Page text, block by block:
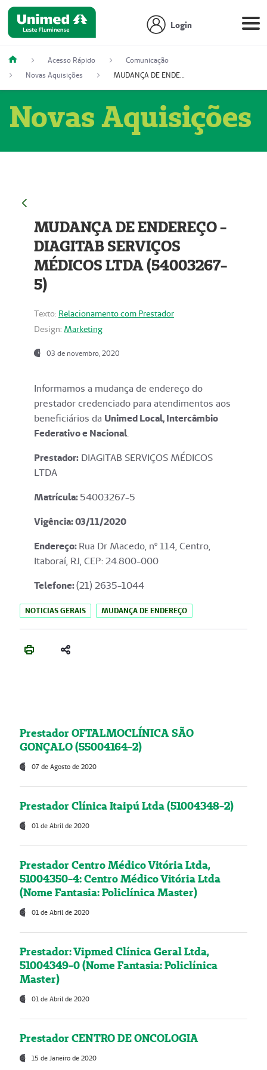
Login
Acesso Rápido
Comunicação
Novas Aquisições
MUDANÇA DE ENDEREÇO - DIAGITAB SERVIÇOS MÉDICOS LTDA (54003267-5)
Novas Aquisições
MUDANÇA DE ENDEREÇO -
DIAGITAB SERVIÇOS
MÉDICOS LTDA (54003267-
5)
Texto: Relacionamento com Prestador
Design: Marketing
03 de novembro, 2020
Informamos a mudança de endereço do
prestador credenciado para atendimentos aos
beneficiários da Unimed Local, Intercâmbio
Federativo e Nacional.
Prestador: DIAGITAB SERVIÇOS MÉDICOS
LTDA
Matrícula:54003267-5
Vigência: 03/11/2020
Endereço:Rua Dr Macedo, nº 114, Centro,
Itaboraí, RJ, CEP: 24.800-000
Telefone:(21) 2635-1044
NOTICIAS GERAIS MUDANÇA DE ENDEREÇO
Prestador OFTALMOCLÍNICA SÃO
GONÇALO (55004164-2)
07 de Agosto de 2020
Prestador Clínica Itaipú Ltda (51004348-2)
01 de Abril de 2020
Prestador Centro Médico Vitória Ltda,
51004350-4: Centro Médico Vitória Ltda
(Nome Fantasia: Policlínica Master)
01 de Abril de 2020
Prestador: Vipmed Clínica Geral Ltda,
51004349-0 (Nome Fantasia: Policlínica
Master)
01 de Abril de 2020
Prestador CENTRO DE ONCOLOGIA
15 de Janeiro de 2020